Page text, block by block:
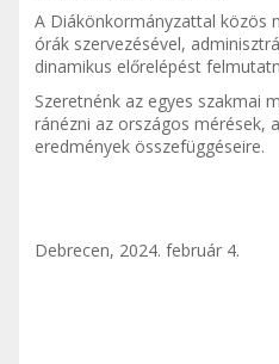
A Diákönkormányzattal közös
órák szervezésével,
dinamikus előrelépést
Szeretnénk az egyes szakmai
ránézni az országos mérések,
eredmények összefüggéseire.
Debrecen, 2024. február 4.